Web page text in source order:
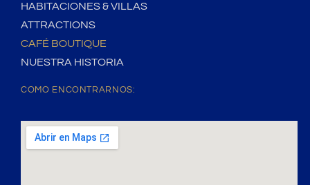
HABITACIONES & VILLAS
ATTRACTIONS
CAFÉ BOUTIQUE
NUESTRA HISTORIA
COMO ENCONTRARNOS: